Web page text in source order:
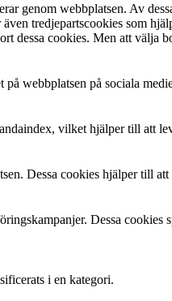
genom webbplatsen. Av
tredjepartscookies som
dessa cookies. Men att välja
webbplatsen på sociala
vilket hjälper till att
Dessa cookies hjälper till
Dessa
i en kategori.